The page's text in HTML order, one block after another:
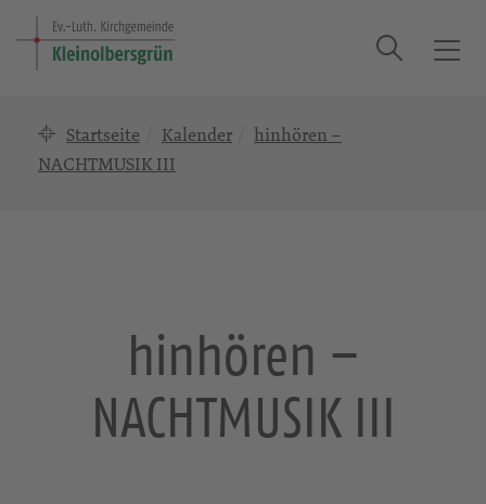
T
Suche
Startseite Kalender
hinhören –
NACHTMUSIK III
hinhören –
NACHTMUSIK III